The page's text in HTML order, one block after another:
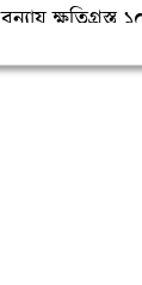
বন্যায় ক্ষতিগ্রস্ত